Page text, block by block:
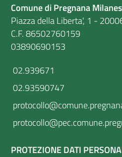
Comune di Pregnana
Piazza della Liberta', 1 -
C.F.
03890690153
02.939671
02.93590747
PROTEZIONE DATI